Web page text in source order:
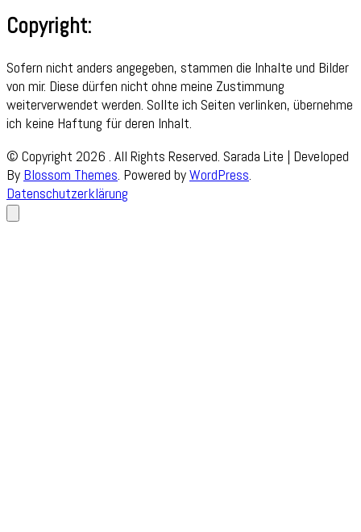
Copyright:
Sofern nicht anders angegeben, stammen die Inhalte und Bilder
von mir. Diese dürfen nicht ohne meine Zustimmung
weiterverwendet werden. Sollte ich Seiten verlinken, übernehme
ich keine Haftung für deren Inhalt.
© Copyright 2026 . All Rights Reserved. Sarada Lite | Developed
By Blossom Themes . Powered byWordPress
Datenschutzerklärung